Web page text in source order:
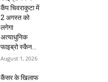
कैंप चिवराकुटा में
2 अगस्त को
लगेगा
अत्याधुनिक
फाइब्रो स्कैन...
August 1, 2026
कैंसर के खिलाफ